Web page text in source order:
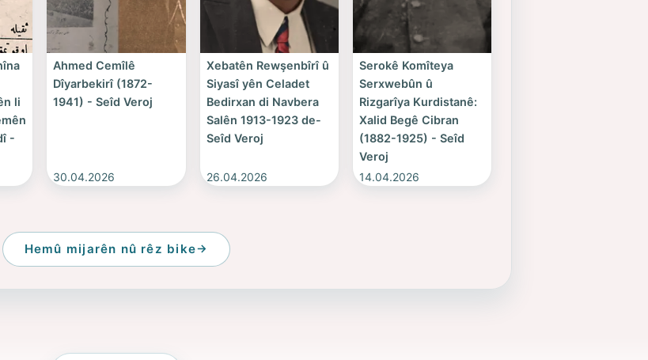
li
-
Ahmed Cemîlê
Dîyarbekirî (1872-
1941) - Seîd Veroj
30.04.2026
Xebatên Rewşenbîrî û
Siyasî yên Celadet
Bedirxan di Navbera
Salên 1913-1923 de-
Seîd Veroj
26.04.2026
Serokê Komîteya
Serxwebûn û
Rizgarîya Kurdistanê:
Xalid Begê Cibran
(1882-1925) - Seîd
Veroj
14.04.2026
Hemû mijarên nû rêz bike